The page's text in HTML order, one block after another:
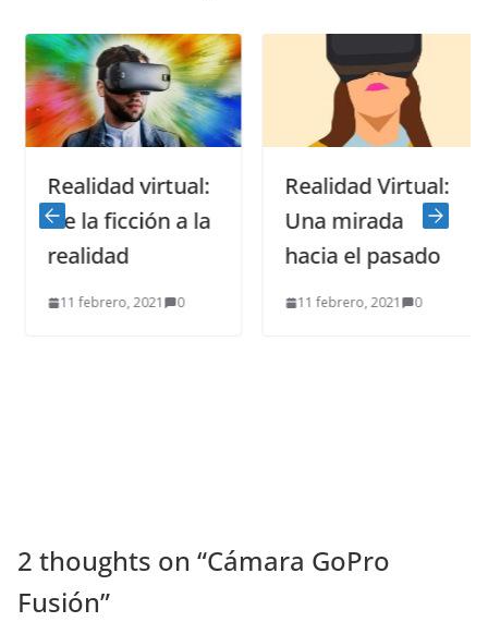
Realidad virtual:
De la ficción a la
realidad
11 febrero, 2021 0
Realidad Virtual:
Una mirada
hacia el pasado
11 febrero, 2021 0
2 thoughts on “Cámara GoPro
Fusión”